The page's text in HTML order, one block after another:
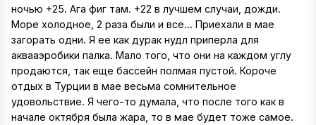
ночью +25. Ага фиг там. +22 в лучшем случаи, дожди.
Море холодное, 2 раза были и все... Приехали в мае
загорать одни. Я ее как дурак нудл приперла для
аквааэробики палка. Мало того, что они на каждом углу
продаются, так еще бассейн полмая пустой. Короче
отдых в Турции в мае весьма сомнительное
удовольствие. Я чего-то думала, что после того как в
начале октября была жара, то в мае будет тоже самое.